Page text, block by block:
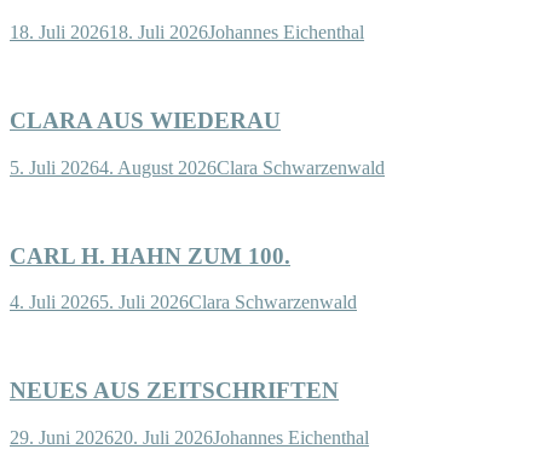
18. Juli 202618. Juli 2026Johannes Eichenthal
CLARA AUS WIEDERAU
5. Juli 20264. August 2026Clara Schwarzenwald
CARL H. HAHN ZUM 100.
4. Juli 20265. Juli 2026Clara Schwarzenwald
NEUES AUS ZEITSCHRIFTEN
29. Juni 202620. Juli 2026Johannes Eichenthal